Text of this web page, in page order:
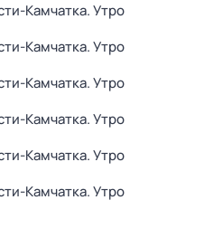
Камчатка. Утро
Камчатка. Утро
Камчатка. Утро
Камчатка. Утро
Камчатка. Утро
Камчатка. Утро